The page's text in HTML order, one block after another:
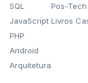
SQL
JavaScript
PHP
Android
Arquitetura
Pos-Tech
Livros